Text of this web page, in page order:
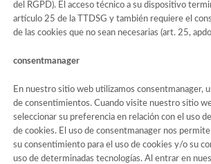
del RGPD). El acceso técnico a su dispositivo
artículo 25 de la TTDSG y también requiere el
de las cookies que no sean necesarias (art. 25,
consentmanager
En nuestro sitio web utilizamos consentmanager,
de consentimientos. Cuando visite nuestro sitio
seleccionar su preferencia en relación con el uso
de cookies. El uso de consentmanager nos
su consentimiento para el uso de cookies y/o su
uso de determinadas tecnologías. Al entrar en